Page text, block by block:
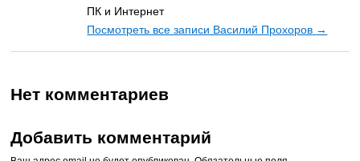
ПК и Интернет
Посмотреть все записи Василий Прохоров →
Нет комментариев
Добавить комментарий